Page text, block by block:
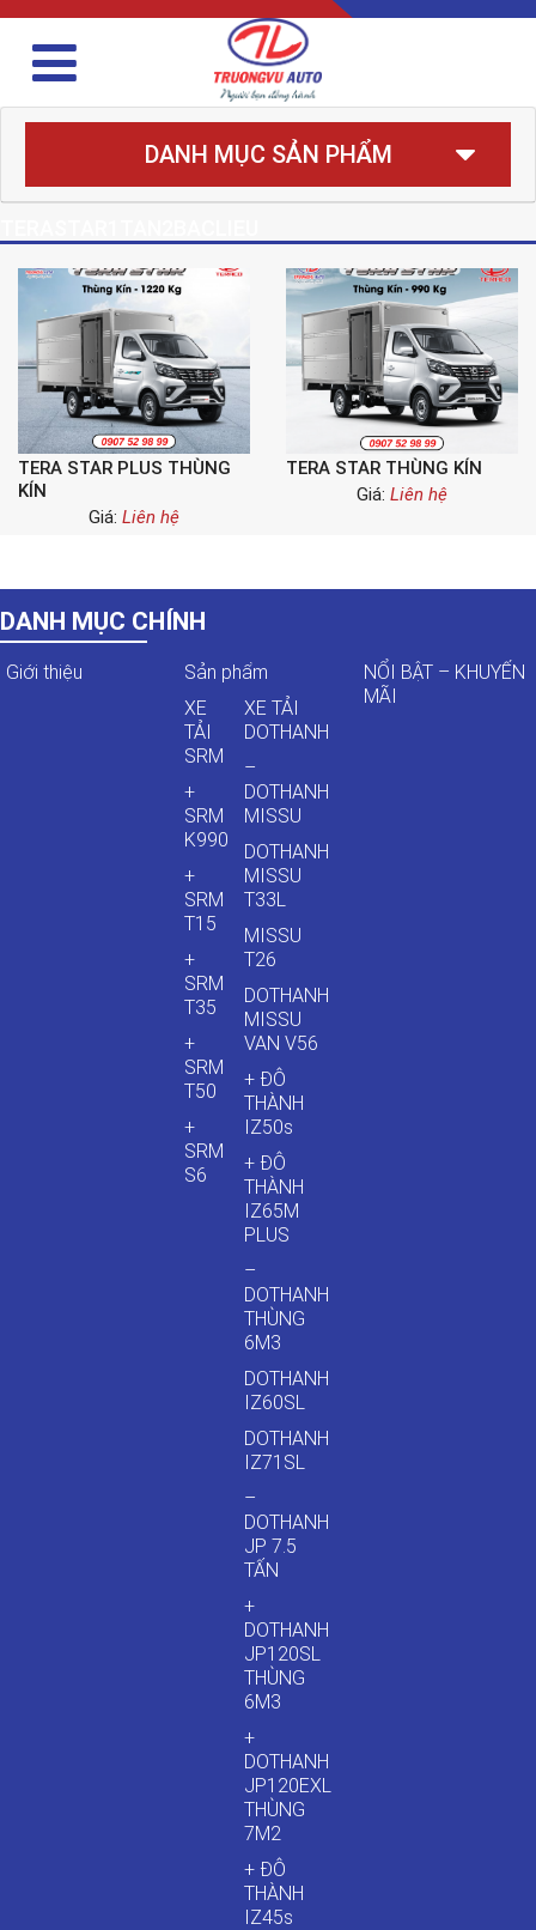
DANH MỤC SẢN PHẨM
TERA STAR PLUS THÙNG
KÍN
Giá: Liên hệ
TERA STAR THÙNG KÍN
Giá: Liên hệ
DANH MỤC CHÍNH
Giới thiệu
Sản phẩm
XE
TẢI
SRM
+
SRM
K990
+
SRM
T15
+
SRM
T35
+
SRM
T50
+
SRM
S6
XE TẢI
DOTHANH
–
DOTHANH
MISSU
DOTHANH
MISSU
T33L
MISSU
T26
DOTHANH
MISSU
VAN V56
+ ĐÔ
THÀNH
IZ50s
+ ĐÔ
THÀNH
IZ65M
PLUS
–
DOTHANH
THÙNG
6M3
DOTHANH
IZ60SL
DOTHANH
IZ71SL
–
DOTHANH
JP 7.5
TẤN
+
DOTHANH
JP120SL
THÙNG
6M3
+
DOTHANH
JP120EXL
THÙNG
7M2
+ ĐÔ
THÀNH
IZ45s
NỔI BẬT – KHUYẾN
MÃI